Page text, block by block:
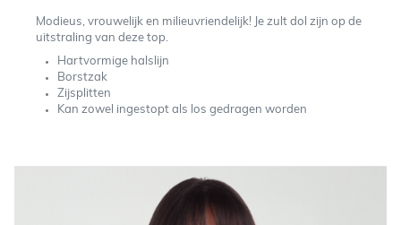
Modieus, vrouwelijk en milieuvriendelijk! Je zult dol zijn op de
uitstraling van deze top.
Hartvormige halslijn
Borstzak
Zijsplitten
Kan zowel ingestopt als los gedragen worden